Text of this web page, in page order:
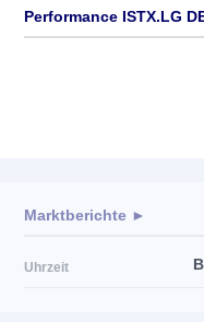
Performance ISTX.LG
Marktberichte ►
Uhrzeit